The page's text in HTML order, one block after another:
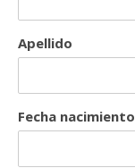
Apellido
Fecha nacimiento